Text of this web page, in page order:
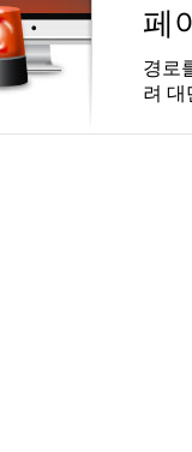
페
경로
려 대